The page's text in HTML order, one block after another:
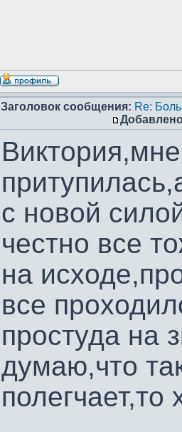
Заголовок сообщения: Re: Боль
с новой
честно все
на
все
простуда на
думаю,что
полегчает,то